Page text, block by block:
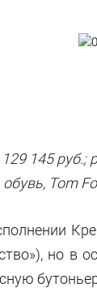
145 руб.;
обувь, Tom
но в